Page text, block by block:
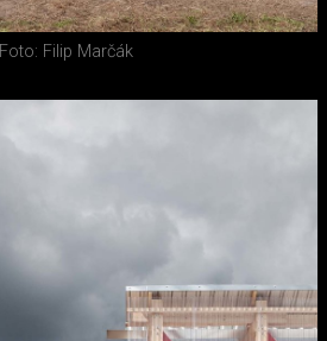
Foto: Filip Marčák